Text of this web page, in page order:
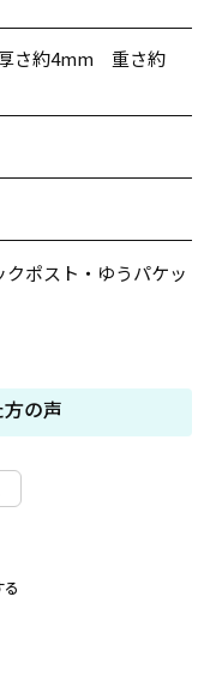
さ約4mm 重さ約
ポスト・ゆうパケッ
の声